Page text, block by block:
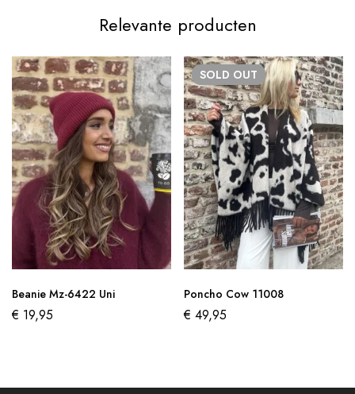
Relevante producten
Beanie Mz-6422 Uni
€ 19,95
SOLD OUT
Poncho Cow 11008
€ 49,95